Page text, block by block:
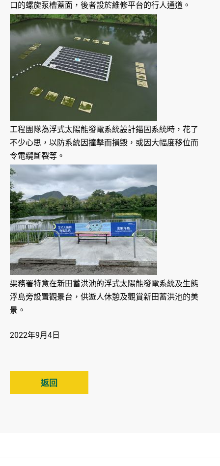
口的螺旋泵槽蓋面，後者設於維修平台的行人通道。
工程團隊為浮式太陽能發電系統設計錨固系統時，花了
不少心思，以防系統因撞擊而損毀，或因大幅度移位而
令電纜斷裂等。
渠務署特意在新田蓄洪池的浮式太陽能發電系統及生態
浮島旁設置觀景台，供遊人休憩及觀賞新田蓄洪池的美
景。
2022年9月4日
返回